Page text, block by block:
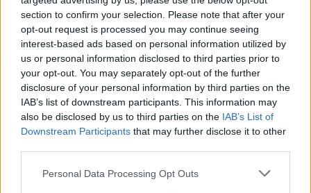
section to confirm your selection. Please note that after your
opt-out request is processed you may continue seeing
interest-based ads based on personal information utilized by
us or personal information disclosed to third parties prior to
your opt-out. You may separately opt-out of the further
disclosure of your personal information by third parties on the
IAB’s list of downstream participants. This information may
also be disclosed by us to third parties on the IAB’s List of
Downstream Participants that may further disclose it to other
Personal Data Processing Opt Outs
Visita il nostro shop online!